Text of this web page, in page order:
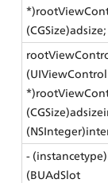
(CGSize)adsize;
-
(BUAdSlot